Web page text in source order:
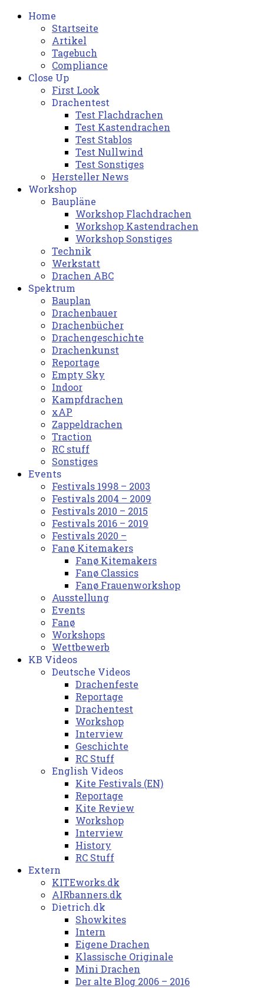
Home
Startseite
Artikel
Tagebuch
Compliance
Close Up
First Look
Drachentest
Test Flachdrachen
Test Kastendrachen
Test Stablos
Test Nullwind
Test Sonstiges
Hersteller News
Workshop
Baupläne
Workshop Flachdrachen
Workshop Kastendrachen
Workshop Sonstiges
Technik
Werkstatt
Drachen ABC
Spektrum
Bauplan
Drachenbauer
Drachenbücher
Drachengeschichte
Drachenkunst
Reportage
Empty Sky
Indoor
Kampfdrachen
xAP
Zappeldrachen
Traction
RC stuff
Sonstiges
Events
Festivals 1998 – 2003
Festivals 2004 – 2009
Festivals 2010 – 2015
Festivals 2016 – 2019
Festivals 2020 –
Fanø Kitemakers
Fanø Kitemakers
Fanø Classics
Fanø Frauenworkshop
Ausstellung
Events
Fanø
Workshops
Wettbewerb
KB Videos
Deutsche Videos
Drachenfeste
Reportage
Drachentest
Workshop
Interview
Geschichte
RC Stuff
English Videos
Kite Festivals (EN)
Reportage
Kite Review
Workshop
Interview
History
RC Stuff
Extern
KITEworks.dk
AIRbanners.dk
Dietrich.dk
Showkites
Intern
Eigene Drachen
Klassische Originale
Mini Drachen
Der alte Blog 2006 – 2016